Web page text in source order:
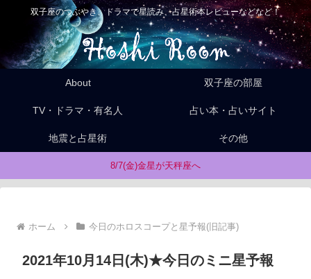
双子座のつぶやき、ドラマで星読み、占星術本レビューなどなど！
About 双子座の部屋
TV・ドラマ・有名人 占い本・占いサイト
地震と占星術 その他
8/7(金)金星が天秤座へ
ホーム 今日のホロスコープと星予報(旧記事)
2021年10月14日(木)★今日のミニ星予報